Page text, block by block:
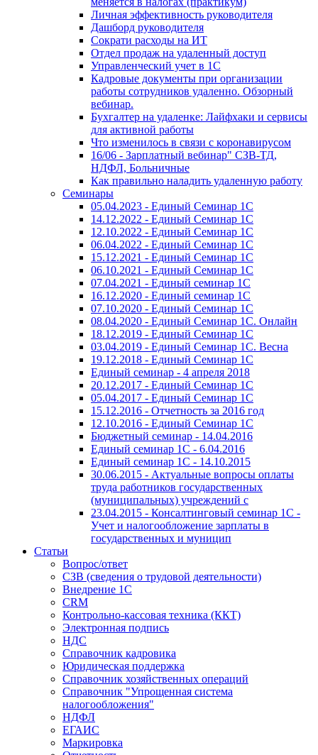
Личная эффективность руководителя
Дашборд руководителя
Сократи расходы на ИТ
Отдел продаж на удаленный доступ
Управленческий учет в 1С
Кадровые документы при организации
работы сотрудников удаленно. Обзорный
вебинар.
Бухгалтер на удаленке: Лайфхаки и сервисы
для активной работы
Что изменилось в связи с коронавирусом
16/06 - Зарплатный вебинар" СЗВ-ТД,
НДФЛ, Больничные
Как правильно наладить удаленную работу
Семинары
05.04.2023 - Единый Семинар 1С
14.12.2022 - Единый Семинар 1С
12.10.2022 - Единый Семинар 1С
06.04.2022 - Единый Семинар 1С
15.12.2021 - Единый Семинар 1С
06.10.2021 - Единый Семинар 1С
07.04.2021 - Единый семинар 1С
16.12.2020 - Единый семинар 1С
07.10.2020 - Единый Семинар 1С
08.04.2020 - Единый Семинар 1С. Онлайн
18.12.2019 - Единый Семинар 1С
03.04.2019 - Единый Семинар 1С. Весна
19.12.2018 - Единый Семинар 1С
Единый семинар - 4 апреля 2018
20.12.2017 - Единый Семинар 1С
05.04.2017 - Единый Семинар 1С
15.12.2016 - Отчетность за 2016 год
12.10.2016 - Единый Семинар 1С
Бюджетный семинар - 14.04.2016
Единый семинар 1С - 6.04.2016
Единый семинар 1С - 14.10.2015
30.06.2015 - Актуальные вопросы оплаты
труда работников государственных
(муниципальных) учреждений с
23.04.2015 - Консалтинговый семинар 1С -
Учет и налогообложение зарплаты в
государственных и муницип
Статьи
Вопрос/ответ
СЗВ (сведения о трудовой деятельности)
Внедрение 1С
CRM
Контрольно-кассовая техника (ККТ)
Электронная подпись
НДС
Справочник кадровика
Юридическая поддержка
Справочник хозяйственных операций
Справочник "Упрощенная система
налогообложения"
НДФЛ
ЕГАИС
Маркировка